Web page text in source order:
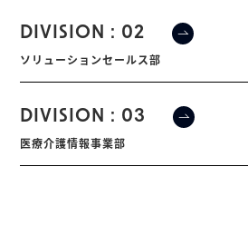
DIVISION : 02
ソリューションセールス部
DIVISION : 03
医療介護情報事業部